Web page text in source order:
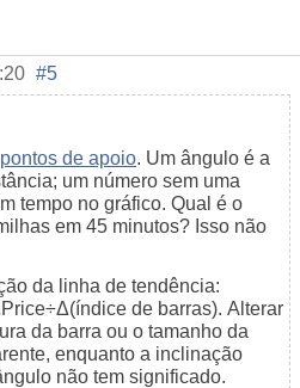
#5
pontos de apoio. Um ângulo é a
um número sem uma
tempo no gráfico. Qual é o
em 45 minutos? Isso não
da linha de tendência:
de barras). Alterar
da barra ou o tamanho da
enquanto a inclinação
não tem significado.